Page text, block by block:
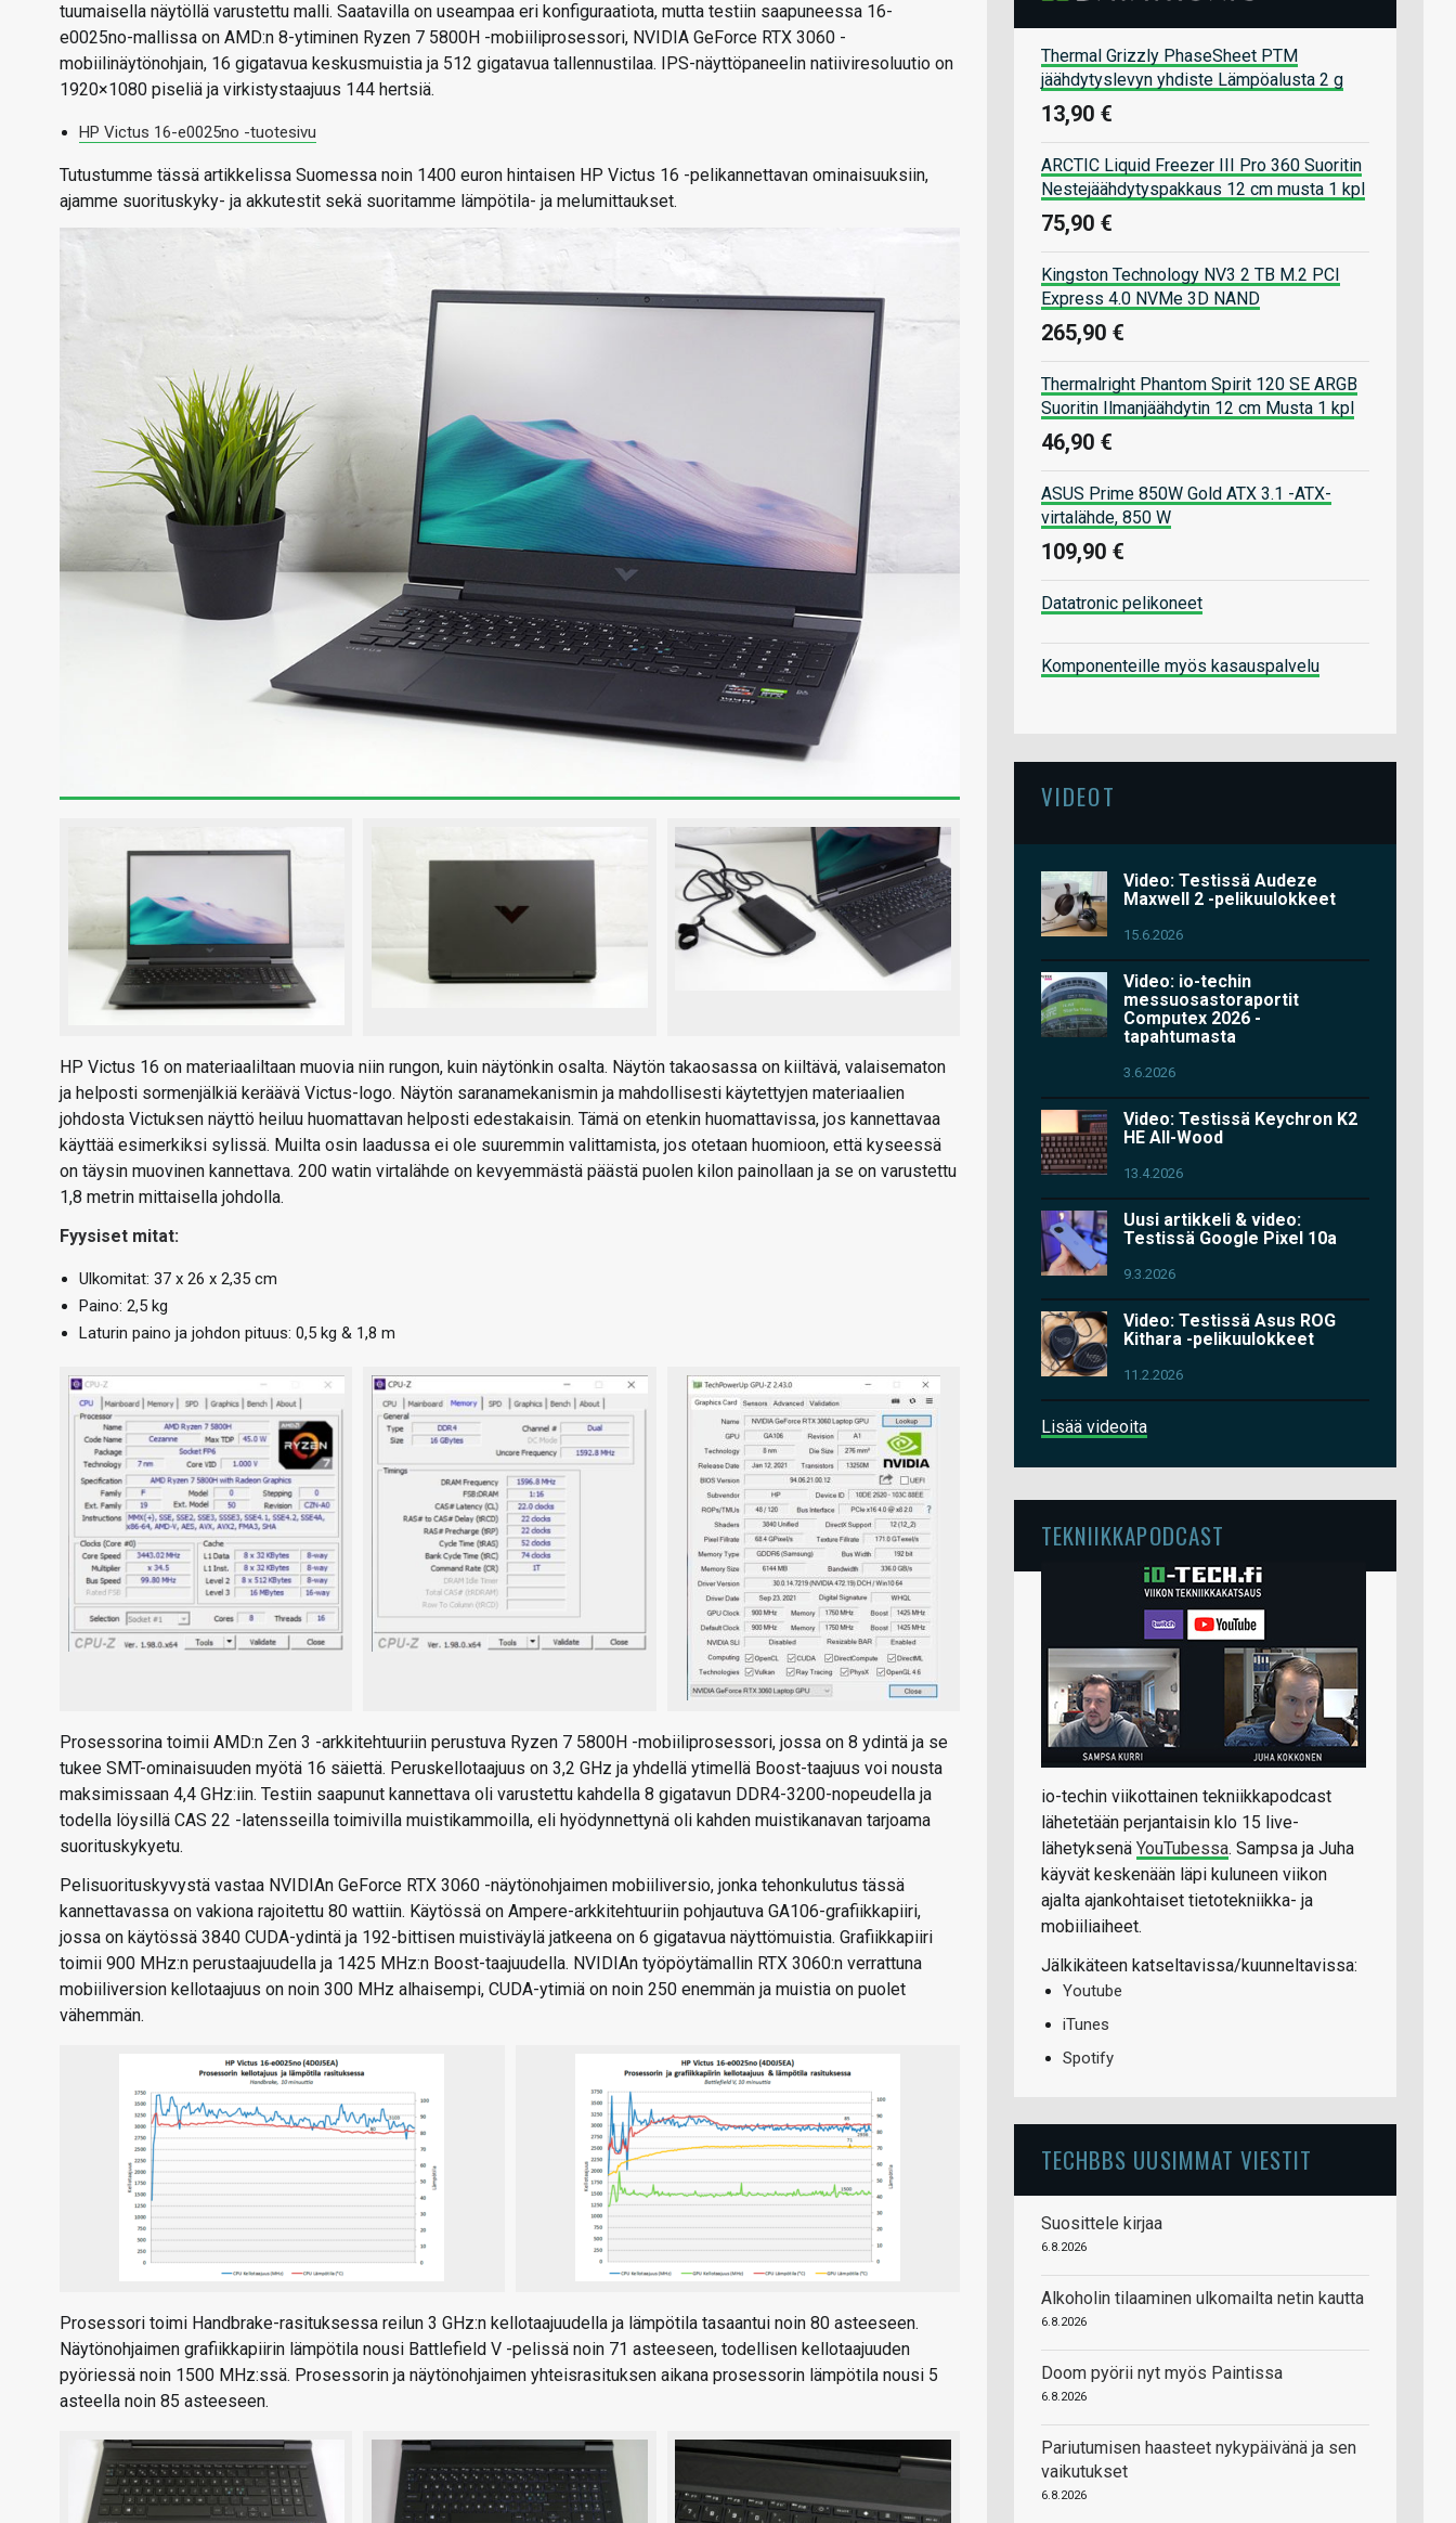
tuumaisella näytöllä varustettu malli. Saatavilla on useampaa eri konfiguraatiota, mutta testiin saapuneessa 16-
e0025no-mallissa on AMD:n 8-ytiminen Ryzen 7 5800H -mobiiliprosessori, NVIDIA GeForce RTX 3060 -
mobiilinäytönohjain, 16 gigatavua keskusmuistia ja 512 gigatavua tallennustilaa. IPS-näyttöpaneelin natiiviresoluutio on
1920×1080 piseliä ja virkistystaajuus 144 hertsiä.
HP Victus 16-e0025no -tuotesivu
Tutustumme tässä artikkelissa Suomessa noin 1400 euron hintaisen HP Victus 16 -pelikannettavan ominaisuuksiin,
ajamme suorituskyky- ja akkutestit sekä suoritamme lämpötila- ja melumittaukset.
HP Victus 16 on materiaaliltaan muovia niin rungon, kuin näytönkin osalta. Näytön takaosassa on kiiltävä, valaisematon
ja helposti sormenjälkiä keräävä Victus-logo. Näytön saranamekanismin ja mahdollisesti käytettyjen materiaalien
johdosta Victuksen näyttö heiluu huomattavan helposti edestakaisin. Tämä on etenkin huomattavissa, jos kannettavaa
käyttää esimerkiksi sylissä. Muilta osin laadussa ei ole suuremmin valittamista, jos otetaan huomioon, että kyseessä
on täysin muovinen kannettava. 200 watin virtalähde on kevyemmästä päästä puolen kilon painollaan ja se on varustettu
1,8 metrin mittaisella johdolla.
Fyysiset mitat:
Ulkomitat: 37 x 26 x 2,35 cm
Paino: 2,5 kg
Laturin paino ja johdon pituus: 0,5 kg & 1,8 m
Prosessorina toimii AMD:n Zen 3 -arkkitehtuuriin perustuva Ryzen 7 5800H -mobiiliprosessori, jossa on 8 ydintä ja se
tukee SMT-ominaisuuden myötä 16 säiettä. Peruskellotaajuus on 3,2 GHz ja yhdellä ytimellä Boost-taajuus voi nousta
maksimissaan 4,4 GHz:iin. Testiin saapunut kannettava oli varustettu kahdella 8 gigatavun DDR4-3200-nopeudella ja
todella löysillä CAS 22 -latensseilla toimivilla muistikammoilla, eli hyödynnettynä oli kahden muistikanavan tarjoama
suorituskykyetu.
Pelisuorituskyvystä vastaa NVIDIAn GeForce RTX 3060 -näytönohjaimen mobiiliversio, jonka tehonkulutus tässä
kannettavassa on vakiona rajoitettu 80 wattiin. Käytössä on Ampere-arkkitehtuuriin pohjautuva GA106-grafiikkapiiri,
jossa on käytössä 3840 CUDA-ydintä ja 192-bittisen muistiväylä jatkeena on 6 gigatavua näyttömuistia. Grafiikkapiiri
toimii 900 MHz:n perustaajuudella ja 1425 MHz:n Boost-taajuudella. NVIDIAn työpöytämallin RTX 3060:n verrattuna
mobiiliversion kellotaajuus on noin 300 MHz alhaisempi, CUDA-ytimiä on noin 250 enemmän ja muistia on puolet
vähemmän.
Prosessori toimi Handbrake-rasituksessa reilun 3 GHz:n kellotaajuudella ja lämpötila tasaantui noin 80 asteeseen.
Näytönohjaimen grafiikkapiirin lämpötila nousi Battlefield V -pelissä noin 71 asteeseen, todellisen kellotaajuuden
pyöriessä noin 1500 MHz:ssä. Prosessorin ja näytönohjaimen yhteisrasituksen aikana prosessorin lämpötila nousi 5
asteella noin 85 asteeseen.
Thermal Grizzly PhaseSheet PTM
jäähdytyslevyn yhdiste Lämpöalusta 2 g
13,90 €
ARCTIC Liquid Freezer III Pro 360 Suoritin
Nestejäähdytyspakkaus 12 cm musta 1 kpl
75,90 €
Kingston Technology NV3 2 TB M.2 PCI
Express 4.0 NVMe 3D NAND
265,90 €
Thermalright Phantom Spirit 120 SE ARGB
Suoritin Ilmanjäähdytin 12 cm Musta 1 kpl
46,90 €
ASUS Prime 850W Gold ATX 3.1 -ATX-
virtalähde, 850 W
109,90 €
Datatronic pelikoneet
Komponenteille myös kasauspalvelu
VIDEOT
Video: Testissä Audeze
Maxwell 2 -pelikuulokkeet
15.6.2026
Video: io-techin
messuosastoraportit
Computex 2026 -
tapahtumasta
3.6.2026
Video: Testissä Keychron K2
HE All-Wood
13.4.2026
Uusi artikkeli & video:
Testissä Google Pixel 10a
9.3.2026
Video: Testissä Asus ROG
Kithara -pelikuulokkeet
11.2.2026
Lisää videoita
TEKNIIKKAPODCAST
io-techin viikottainen tekniikkapodcast
lähetetään perjantaisin klo 15 live-
lähetyksenä YouTubessa. Sampsa ja Juha
käyvät keskenään läpi kuluneen viikon
ajalta ajankohtaiset tietotekniikka- ja
mobiiliaiheet.
Jälkikäteen katseltavissa/kuunneltavissa:
Youtube
iTunes
Spotify
TECHBBS UUSIMMAT VIESTIT
Suosittele kirjaa
6.8.2026
Alkoholin tilaaminen ulkomailta netin kautta
6.8.2026
Doom pyörii nyt myös Paintissa
6.8.2026
Pariutumisen haasteet nykypäivänä ja sen
vaikutukset
6.8.2026